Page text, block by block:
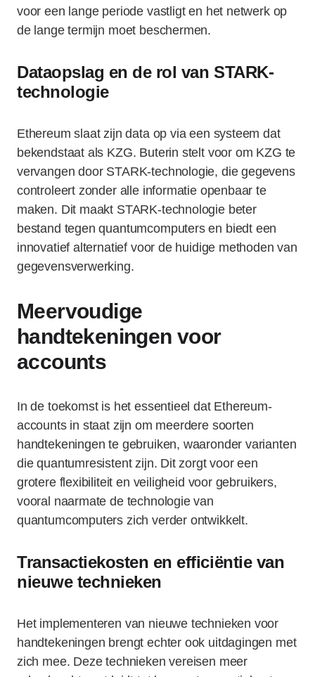
voor een lange periode vastligt en het netwerk op
de lange termijn moet beschermen.
Dataopslag en de rol van STARK-
technologie
Ethereum slaat zijn data op via een systeem dat
bekendstaat als KZG. Buterin stelt voor om KZG te
vervangen door STARK-technologie, die gegevens
controleert zonder alle informatie openbaar te
maken. Dit maakt STARK-technologie beter
bestand tegen quantumcomputers en biedt een
innovatief alternatief voor de huidige methoden van
gegevensverwerking.
Meervoudige
handtekeningen voor
accounts
In de toekomst is het essentieel dat Ethereum-
accounts in staat zijn om meerdere soorten
handtekeningen te gebruiken, waaronder varianten
die quantumresistent zijn. Dit zorgt voor een
grotere flexibiliteit en veiligheid voor gebruikers,
vooral naarmate de technologie van
quantumcomputers zich verder ontwikkelt.
Transactiekosten en efficiëntie van
nieuwe technieken
Het implementeren van nieuwe technieken voor
handtekeningen brengt echter ook uitdagingen met
zich mee. Deze technieken vereisen meer